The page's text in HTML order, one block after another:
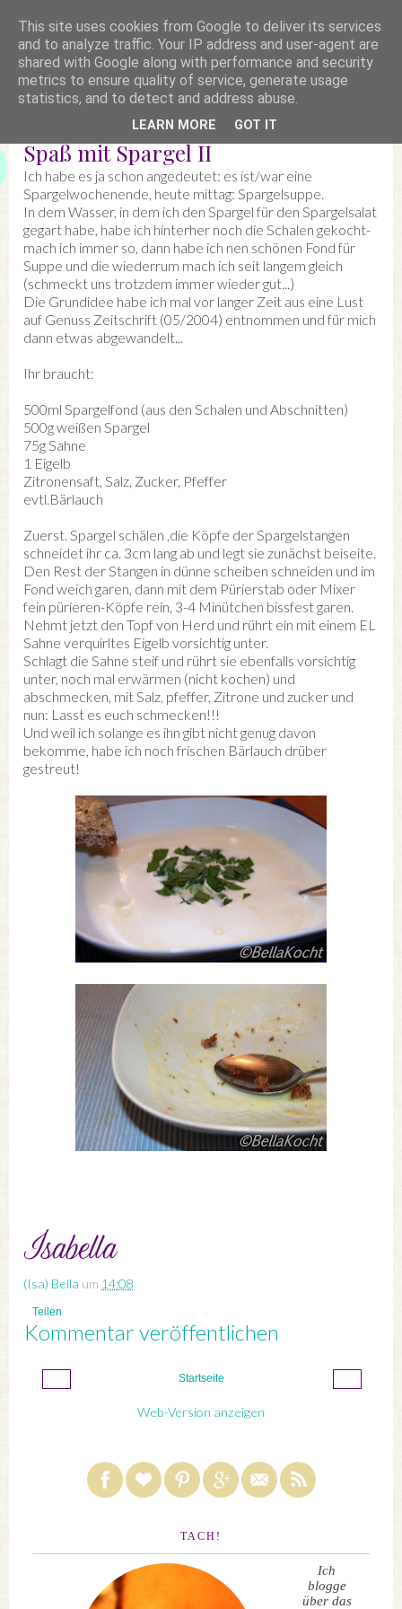
Spaß mit Spargel II
Ich habe es ja schon angedeutet: es ist/war eine
Spargelwochenende, heute mittag: Spargelsuppe.
In dem Wasser, in dem ich den Spargel für den Spargelsalat
gegart habe, habe ich hinterher noch die Schalen gekocht-
mach ich immer so, dann habe ich nen schönen Fond für
Suppe und die wiederrum mach ich seit langem gleich
(schmeckt uns trotzdem immer wieder gut...)
Die Grundidee habe ich mal vor langer Zeit aus eine Lust
auf Genuss Zeitschrift (05/2004) entnommen und für mich
dann etwas abgewandelt...
Ihr braucht:
500ml Spargelfond (aus den Schalen und Abschnitten)
500g weißen Spargel
75g Sahne
1 Eigelb
Zitronensaft, Salz, Zucker, Pfeffer
evtl.Bärlauch
Zuerst. Spargel schälen ,die Köpfe der Spargelstangen
schneidet ihr ca. 3cm lang ab und legt sie zunächst beiseite.
Den Rest der Stangen in dünne scheiben schneiden und im
Fond weich garen, dann mit dem Pürierstab oder Mixer
fein pürieren-Köpfe rein, 3-4 Minütchen bissfest garen.
Nehmt jetzt den Topf von Herd und rührt ein mit einem EL
Sahne verquirltes Eigelb vorsichtig unter.
Schlagt die Sahne steif und rührt sie ebenfalls vorsichtig
unter, noch mal erwärmen (nicht kochen) und
abschmecken, mit Salz, pfeffer, Zitrone und zucker und
nun: Lasst es euch schmecken!!!
Und weil ich solange es ihn gibt nicht genug davon
bekomme, habe ich noch frischen Bärlauch drüber
gestreut!
(Isa) Bella um 14:08
Teilen
Kommentar veröffentlichen
‹ ›
Startseite
Web-Version anzeigen
TACH!
Ich
blogge
über das
This site uses cookies from Google to deliver its services
and to analyze traffic. Your IP address and user-agent are
shared with Google along with performance and security
metrics to ensure quality of service, generate usage
statistics, and to detect and address abuse.
LEARN MORE GOT IT